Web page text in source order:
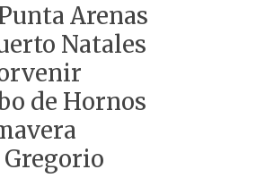
Arenas
Natales
de Hornos
Gregorio